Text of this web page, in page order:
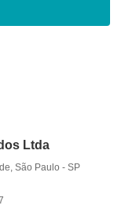
Ltda
São Paulo - SP